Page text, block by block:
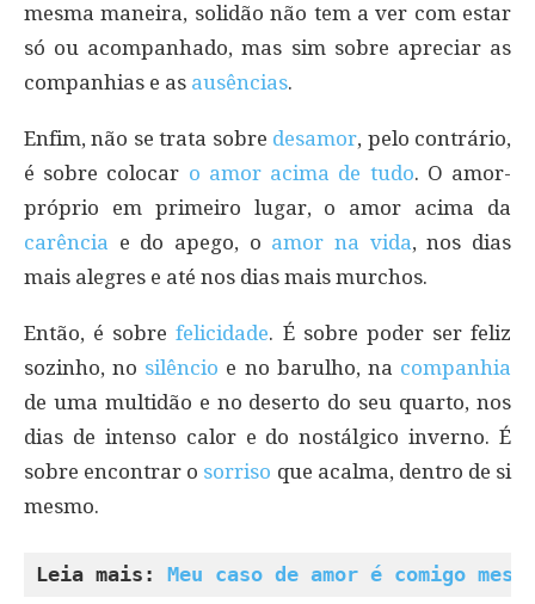
mesma maneira, solidão não tem a ver com estar
só ou acompanhado, mas sim sobre apreciar as
companhias e as ausências.
Enfim, não se trata sobre desamor, pelo contrário,
é sobre colocar o amor acima de tudo. O amor-
próprio em primeiro lugar, o amor acima da
carência e do apego, o amor na vida, nos dias
mais alegres e até nos dias mais murchos.
Então, é sobrefelicidade. É sobre poder ser feliz
sozinho, no silêncio e no barulho, na companhia
de uma multidão e no deserto do seu quarto, nos
dias de intenso calor e do nostálgico inverno. É
sobre encontrar o sorriso que acalma, dentro de si
mesmo.
Leia mais: Meu caso de amor é comigo